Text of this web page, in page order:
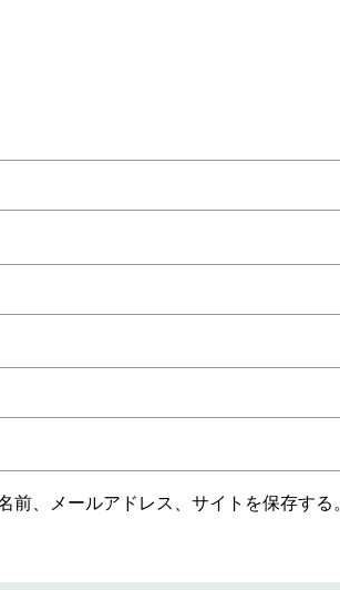
、メールアドレス、サイトを保存する。